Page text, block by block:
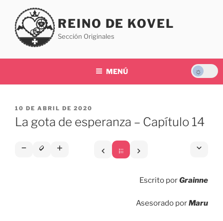
contenido
REINO DE KOVEL
Sección Originales
MENÚ
PUBLICADO
EL
10 DE ABRIL DE 2020
La gota de esperanza – Capítulo 14
Escrito porGrainne
Asesorado porMaru